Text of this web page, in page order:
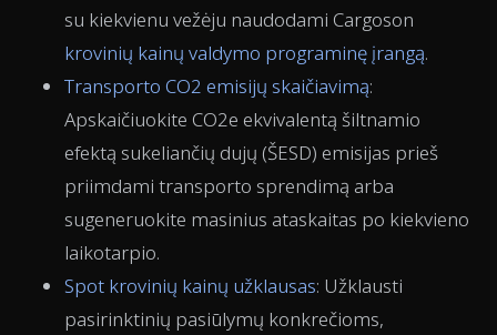
su kiekvienu vežėju naudodami Cargoson
krovinių kainų valdymo programinę įrangą.
Transporto CO2 emisijų skaičiavimą:
Apskaičiuokite CO2e ekvivalentą šiltnamio
efektą sukeliančių dujų (ŠESD) emisijas prieš
priimdami transporto sprendimą arba
sugeneruokite masinius ataskaitas po kiekvieno
laikotarpio.
Spot krovinių kainų užklausas: Užklausti
pasirinktinių pasiūlymų konkrečioms,